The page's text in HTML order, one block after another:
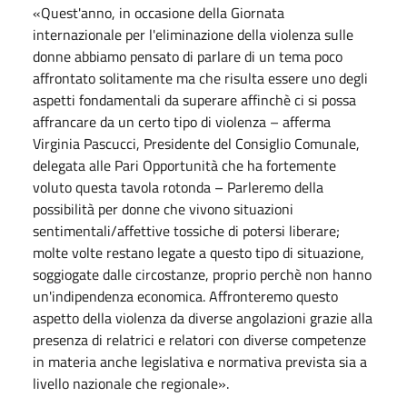
«Quest'anno, in occasione della Giornata
internazionale per l'eliminazione della violenza sulle
donne abbiamo pensato di parlare di un tema poco
affrontato solitamente ma che risulta essere uno degli
aspetti fondamentali da superare affinchè ci si possa
affrancare da un certo tipo di violenza – afferma
Virginia Pascucci, Presidente del Consiglio Comunale,
delegata alle Pari Opportunità che ha fortemente
voluto questa tavola rotonda – Parleremo della
possibilità per donne che vivono situazioni
sentimentali/affettive tossiche di potersi liberare;
molte volte restano legate a questo tipo di situazione,
soggiogate dalle circostanze, proprio perchè non hanno
un'indipendenza economica. Affronteremo questo
aspetto della violenza da diverse angolazioni grazie alla
presenza di relatrici e relatori con diverse competenze
in materia anche legislativa e normativa prevista sia a
livello nazionale che regionale».